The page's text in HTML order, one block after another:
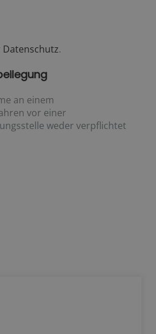
Datenschutz.
an einem
vor einer
weder verpflichtet